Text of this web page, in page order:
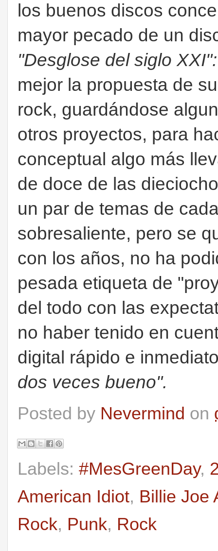
los buenos discos
mayor pecado de un
"Desglose del siglo
mejor la propuesta de
rock, guardándose
otros proyectos, para
conceptual algo más
de doce de las
un par de temas de
sobresaliente, pero se
con los años, no ha
pesada etiqueta de
del todo con las
no haber tenido en
digital rápido e
dos veces bueno".
Posted by Nevermind on
Labels: #MesGreenDay,
American Idiot, Billie Joe
Rock, Punk, Rock